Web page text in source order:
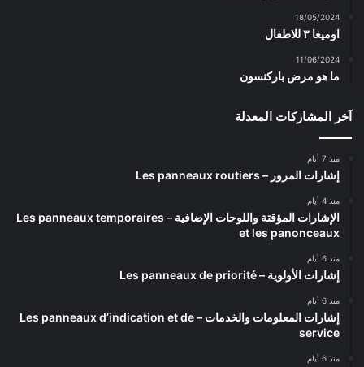
18/05/2024
اوميغا ٣ للاطفال
11/06/2024
ما هو مرض باركنسون
آخر المشاركات المعدلة
منذ 7 أيام
إشارات المرور – Les panneaux routiers
منذ 4 أيام
الإشارات المؤقتة واللوحات الإضافية – Les panneaux temporaires
et les panonceaux
منذ 6 أيام
إشارات الأولوية – Les panneaux de priorité
منذ 6 أيام
إشارات المعلومات والخدمات – Les panneaux d’indication et de
service
منذ 6 أيام